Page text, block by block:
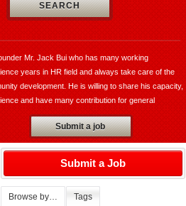
SEARCH
Mr. Jack Bui who has many working
years in HR field and always take care of the
development. He is willing to share his capacity,
and have many contribution for general
and VungtauHR.com is really a valuable
for both of recruiters and jobseekers. Moreover,
has established the thegioibantin.com with the
to sharing their services, the useful information in all
and working activities with the hope bring the
for all of us who want to know more about the
the people, the cultures, society, market,
Submit a job
Submit a Job
Browse by… Tags